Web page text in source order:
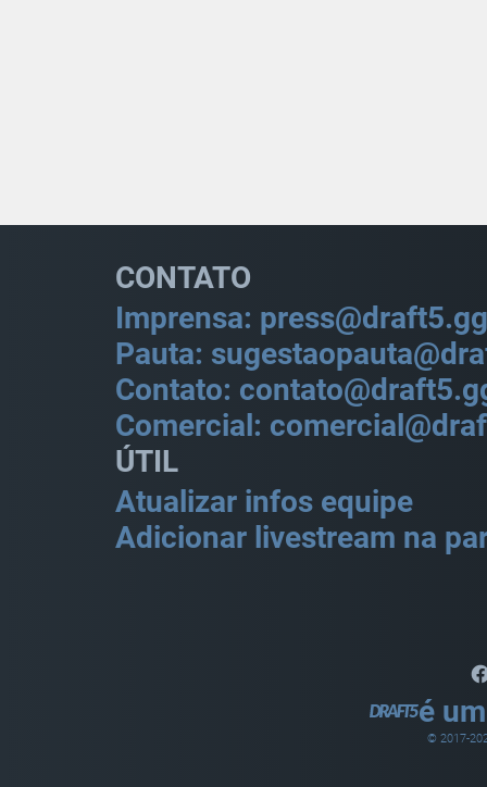
CONTATO
Imprensa: press@draft5.gg
Pauta:
Contato:
Comercial:
ÚTIL
Atualizar infos equipe
Adicionar livestream na
é
© 2017-